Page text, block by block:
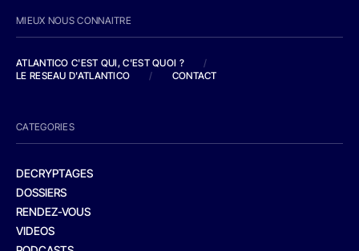
MIEUX NOUS CONNAITRE
ATLANTICO C'EST QUI, C'EST QUOI ?
/
LE RESEAU D'ATLANTICO
/ CONTACT
CATEGORIES
DECRYPTAGES
DOSSIERS
RENDEZ-VOUS
VIDEOS